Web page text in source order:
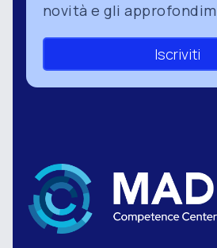
novità e gli
Iscriviti